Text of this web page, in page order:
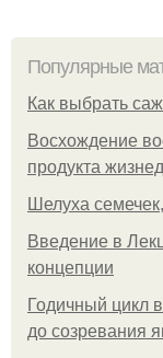
Популярные
Как выбрать
Восхождение
продукта
Шелуха
Введение в
концепции
Годичный цикл
до созревания